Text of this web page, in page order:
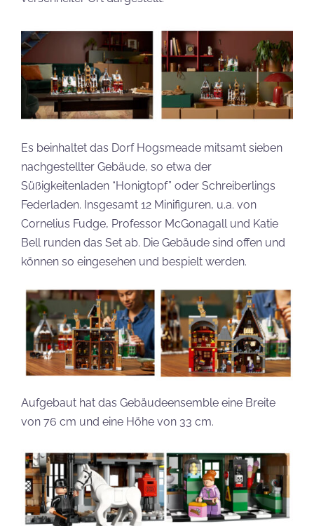
Es beinhaltet das Dorf Hogsmeade mitsamt sieben
nachgestellter Gebäude, so etwa der
Süßigkeitenladen “Honigtopf” oder Schreiberlings
Federladen. Insgesamt 12 Minifiguren, u.a. von
Cornelius Fudge, Professor McGonagall und Katie
Bell runden das Set ab. Die Gebäude sind offen und
können so eingesehen und bespielt werden.
Aufgebaut hat das Gebäudeensemble eine Breite
von 76 cm und eine Höhe von 33 cm.